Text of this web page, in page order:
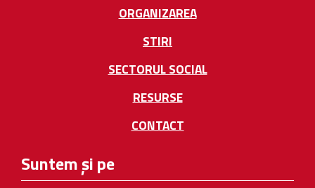
ORGANIZAREA
STIRI
SECTORUL SOCIAL
RESURSE
CONTACT
Suntem și pe